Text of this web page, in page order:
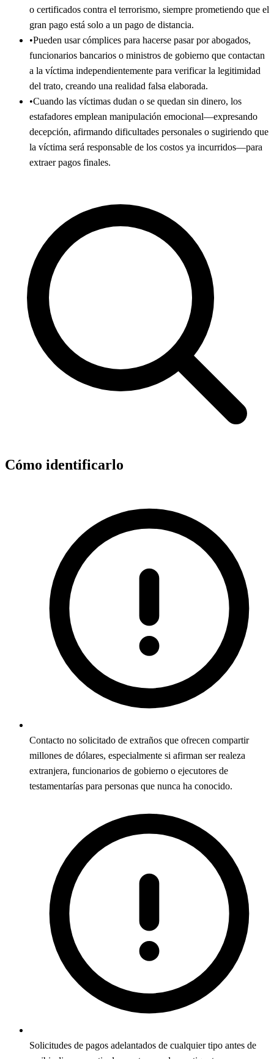
o certificados contra el terrorismo, siempre prometiendo que el
gran pago está solo a un pago de distancia.
•Pueden usar cómplices para hacerse pasar por abogados,
funcionarios bancarios o ministros de gobierno que contactan
a la víctima independientemente para verificar la legitimidad
del trato, creando una realidad falsa elaborada.
•Cuando las víctimas dudan o se quedan sin dinero, los
estafadores emplean manipulación emocional—expresando
decepción, afirmando dificultades personales o sugiriendo que
la víctima será responsable de los costos ya incurridos—para
extraer pagos finales.
Cómo identificarlo
Contacto no solicitado de extraños que ofrecen compartir
millones de dólares, especialmente si afirman ser realeza
extranjera, funcionarios de gobierno o ejecutores de
testamentarías para personas que nunca ha conocido.
Solicitudes de pagos adelantados de cualquier tipo antes de